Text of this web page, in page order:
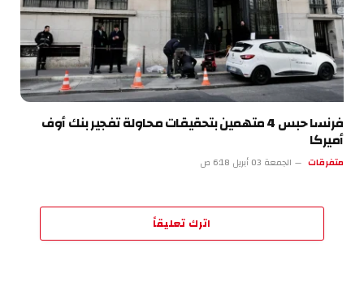
فرنسا حبس 4 متهمين بتحقيقات محاولة تفجير بنك أوف
أميركا
متفرقات الجمعة 03 أبريل 6:18 ص
اترك تعليقاً